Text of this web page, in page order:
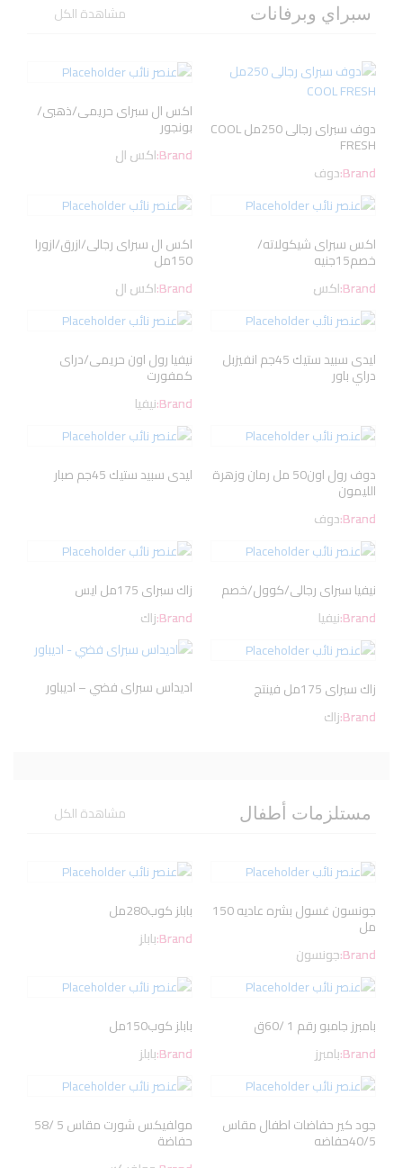
سبراي وبرفانات مشاهدة الكل
دوف سبراى رجالى 250مل COOL
FRESH
Brand:دوف
اكس ال سبراى حريمى/ذهبى/
بونجور
Brand:اكس ال
اكس سبراى شيكولاته/
خصم15جنيه
Brand:اكس
اكس ال سبراى رجالى/ازرق/ازورا
150مل
Brand:اكس ال
ليدى سبيد ستيك 45جم انفيزبل
دراي باور
نيفيا رول اون حريمى/دراى
كمفورت
Brand:نيفيا
دوف رول اون50 مل رمان وزهرة
الليمون
Brand:دوف
ليدى سبيد ستيك 45جم صبار
نيفيا سبراى رجالى/كوول/خصم
Brand:نيفيا
زاك سبراى 175مل ايس
Brand:زاك
زاك سبراى 175مل فينتج
Brand:زاك
اديداس سبراى فضي – اديباور
مستلزمات أطفال مشاهدة الكل
جونسون غسول بشره عاديه 150
مل
Brand:جونسون
بابلز كوب280مل
Brand:بابلز
بامبرز جامبو رقم 1 /60ق
Brand:بامبرز
بابلز كوب150مل
Brand:بابلز
جود كير حفاضات اطفال مقاس
40/5حفاضه
مولفيكس شورت مقاس 5 /58
حفاضة